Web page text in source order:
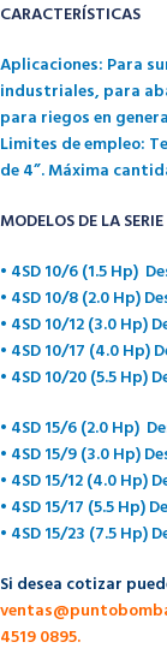
CARACTERÍSTICAS
Aplicaciones: Para
industriales, para
para riegos en
Limites de empleo:
de 4”. Máxima
MODELOS DE LA SERIE
• 4SD 10/6 (1.5 Hp)
• 4SD 10/8 (2.0 Hp)
• 4SD 10/12 (3.0 Hp)
• 4SD 10/17 (4.0 Hp)
• 4SD 10/20 (5.5 Hp)
• 4SD 15/6 (2.0 Hp)
• 4SD 15/9 (3.0 Hp)
• 4SD 15/12 (4.0 Hp)
• 4SD 15/17 (5.5 Hp)
• 4SD 15/23 (7.5 Hp)
Si desea cotizar
4519 0895.